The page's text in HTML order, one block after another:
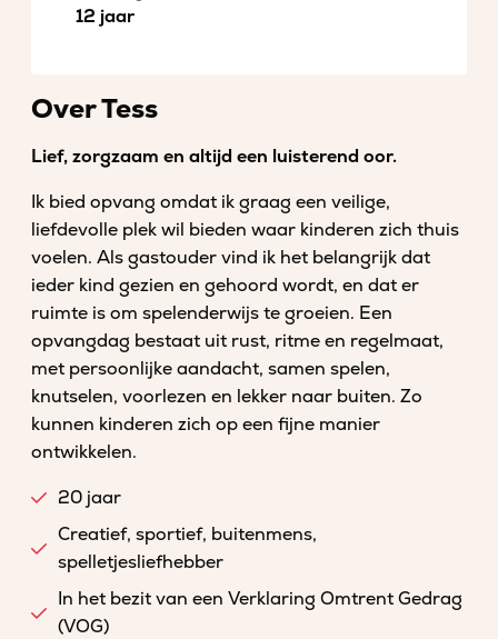
12 jaar
Over Tess
Lief, zorgzaam en altijd een luisterend oor.
Ik bied opvang omdat ik graag een veilige,
liefdevolle plek wil bieden waar kinderen zich thuis
voelen. Als gastouder vind ik het belangrijk dat
ieder kind gezien en gehoord wordt, en dat er
ruimte is om spelenderwijs te groeien. Een
opvangdag bestaat uit rust, ritme en regelmaat,
met persoonlijke aandacht, samen spelen,
knutselen, voorlezen en lekker naar buiten. Zo
kunnen kinderen zich op een fijne manier
ontwikkelen.
20 jaar
Creatief, sportief, buitenmens,
spelletjesliefhebber
In het bezit van een Verklaring Omtrent Gedrag
(VOG)